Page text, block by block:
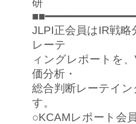
研
JLPI正会員はIR戦
レーテ
ィングレポートを
価分析・
総合判断レーテイ
す。
○KCAMレポート会